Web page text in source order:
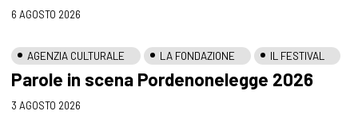
6 AGOSTO 2026
AGENZIA CULTURALE LA FONDAZIONE IL FESTIVAL
Parole in scena Pordenonelegge 2026
3 AGOSTO 2026